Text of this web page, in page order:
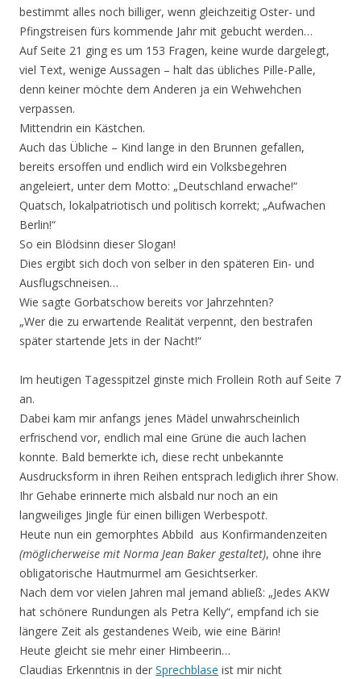
bestimmt alles noch billiger, wenn gleichzeitig Oster- und
Pfingstreisen fürs kommende Jahr mit gebucht werden…
Auf Seite 21 ging es um 153 Fragen, keine wurde dargelegt,
viel Text, wenige Aussagen – halt das übliches Pille-Palle,
denn keiner möchte dem Anderen ja ein Wehwehchen
verpassen.
Mittendrin ein Kästchen.
Auch das Übliche – Kind lange in den Brunnen gefallen,
bereits ersoffen und endlich wird ein Volksbegehren
angeleiert, unter dem Motto: „Deutschland erwache!“
Quatsch, lokalpatriotisch und politisch korrekt; „Aufwachen
Berlin!“
So ein Blödsinn dieser Slogan!
Dies ergibt sich doch von selber in den späteren Ein- und
Ausflugschneisen…
Wie sagte Gorbatschow bereits vor Jahrzehnten?
„Wer die zu erwartende Realität verpennt, den bestrafen
später startende Jets in der Nacht!“
Im heutigen Tagesspitzel ginste mich Frollein Roth auf Seite 7
an.
Dabei kam mir anfangs jenes Mädel unwahrscheinlich
erfrischend vor, endlich mal eine Grüne die auch lachen
konnte. Bald bemerkte ich, diese recht unbekannte
Ausdrucksform in ihren Reihen entsprach lediglich ihrer Show.
Ihr Gehabe erinnerte mich alsbald nur noch an ein
langweiliges Jingle für einen billigen Werbespott.
Heute nun ein gemorphtes Abbild aus Konfirmandenzeiten
(möglicherweise mit Norma Jean Baker gestaltet), ohne ihre
obligatorische Hautmurmel am Gesichtserker.
Nach dem vor vielen Jahren mal jemand abließ: „Jedes AKW
hat schönere Rundungen als Petra Kelly“, empfand ich sie
längere Zeit als gestandenes Weib, wie eine Bärin!
Heute gleicht sie mehr einer Himbeerin…
Claudias Erkenntnis in der Sprechblase ist mir nicht